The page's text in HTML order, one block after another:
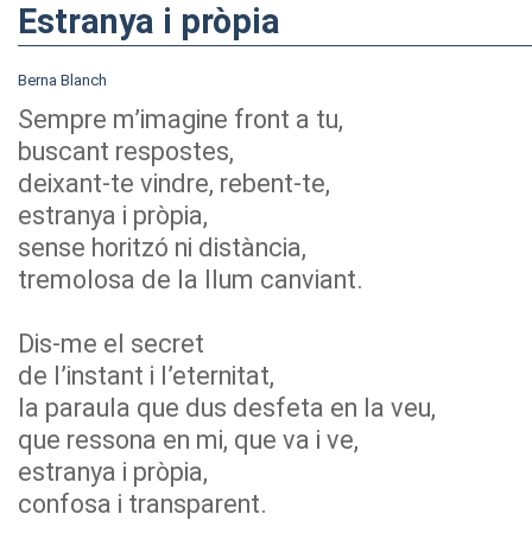
Estranya i pròpia
Berna Blanch
Sempre m’imagine front a tu,
buscant respostes,
deixant-te vindre, rebent-te,
estranya i pròpia,
sense horitzó ni distància,
tremolosa de la llum canviant.
Dis-me el secret
de l’instant i l’eternitat,
la paraula que dus desfeta en la veu,
que ressona en mi, que va i ve,
estranya i pròpia,
confosa i transparent.